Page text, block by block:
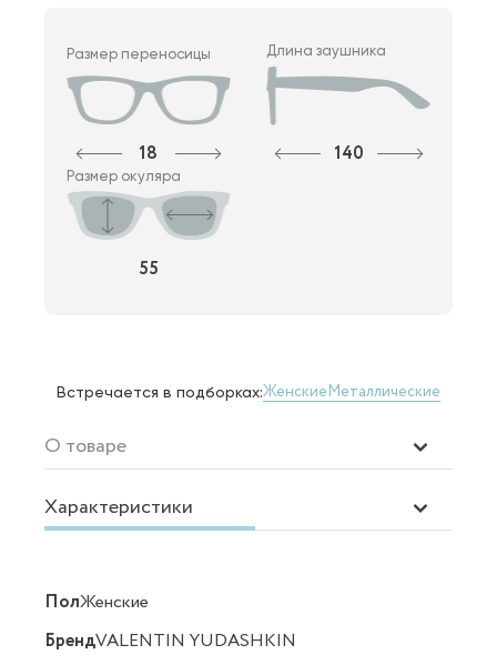
Размер переносицы
18
Длина заушника
140
Размер окуляра
55
Встречается в подборках:ЖенскиеМеталлические
О товаре
Характеристики
ПолЖенские
БрендVALENTIN YUDASHKIN